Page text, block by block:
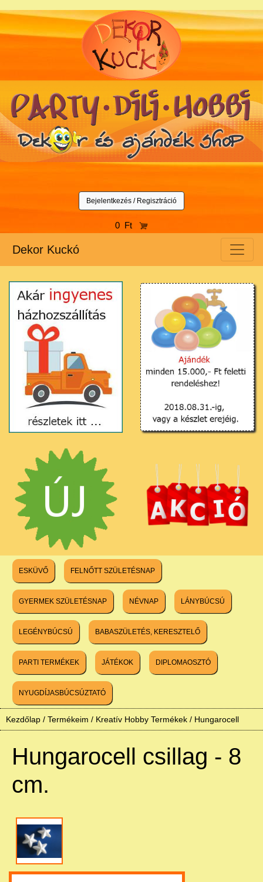
Bejelentkezés / Regisztráció
0 Ft
Dekor Kuckó
ESKÜVŐ FELNŐTT SZÜLETÉSNAP
GYERMEK SZÜLETÉSNAP NÉVNAP LÁNYBÚCSÚ
LEGÉNYBÚCSÚ BABASZÜLETÉS, KERESZTELŐ
PARTI TERMÉKEK JÁTÉKOK DIPLOMAOSZTÓ
NYUGDÍJASBÚCSÚZTATÓ
Kezdőlap / Termékeim / Kreatív Hobby Termékek / Hungarocell
Hungarocell csillag - 8
cm.